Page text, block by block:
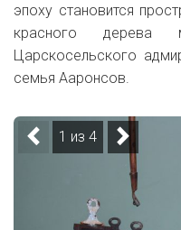
эпоху становится
красного
Царскосельского
семья Ааронсов.
1 из 4